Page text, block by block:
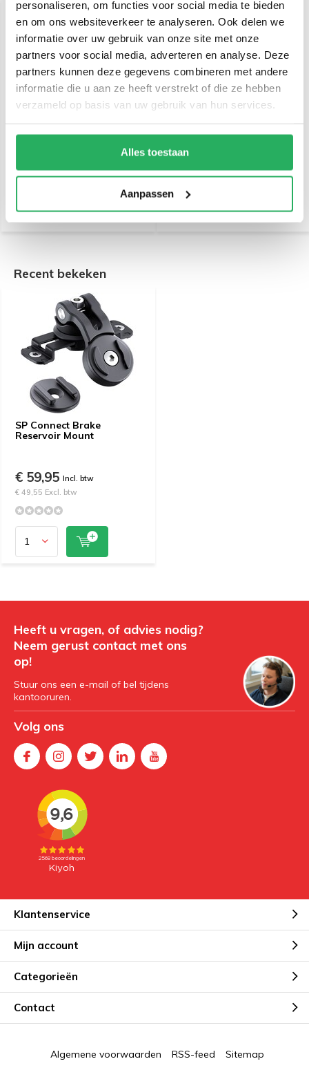
personaliseren, om functies voor social media te bieden
en om ons websiteverkeer te analyseren. Ook delen we
informatie over uw gebruik van onze site met onze
partners voor social media, adverteren en analyse. Deze
partners kunnen deze gegevens combineren met andere
informatie die u aan ze heeft verstrekt of die ze hebben
verzameld op basis van uw gebruik van hun services.
Alles toestaan
Aanpassen
Double smartphone
€ 36,95Incl. btw
Reservoir Mount -Large
€ 59,95Incl. btw
€ 49,55 Excl. btw
Recent bekeken
SP Connect Brake
Reservoir Mount
€ 59,95 Incl. btw
€ 49,55 Excl. btw
Heeft u vragen, of advies nodig?
Neem gerust contact met ons
op!
Stuur ons een e-mail of bel tijdens
kantooruren.
Volg ons
Klantenservice
Mijn account
Categorieën
Contact
Algemene voorwaarden RSS-feed Sitemap